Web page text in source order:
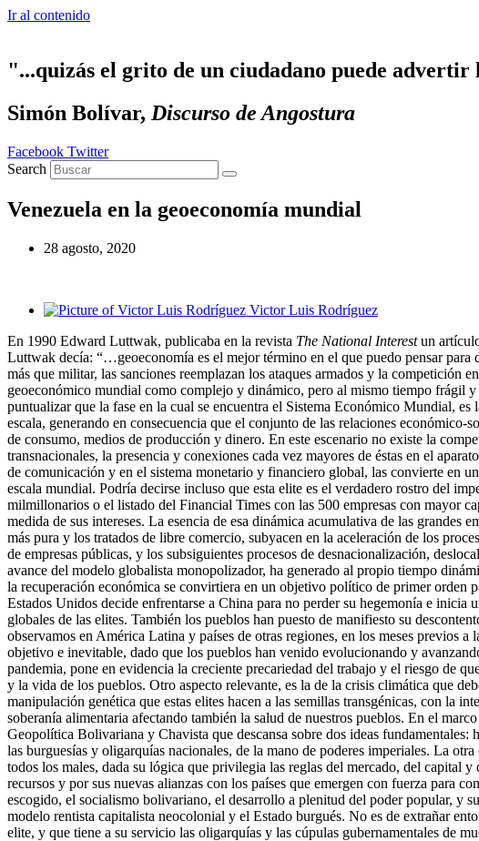
Ir al contenido
"...quizás el grito de un ciudadano puede
Simón Bolívar, Discurso de Angostura
Facebook Twitter
Search
Venezuela en la geoeconomía mundial
28 agosto, 2020
Victor Luis Rodríguez
En 1990 Edward Luttwak, publicaba en la revista The National Interestun
Luttwak decía: “…geoeconomía es el mejor término en el que puedo pensar
más que militar, las sanciones reemplazan los ataques armados y la
geoeconómico mundial como complejo y dinámico, pero al mismo tiempo frágil
puntualizar que la fase en la cual se encuentra el Sistema Económico Mundial,
escala, generando en consecuencia que el conjunto de las relaciones
de consumo, medios de producción y dinero. En este escenario no existe la
transnacionales, la presencia y conexiones cada vez mayores de éstas en el
de comunicación y en el sistema monetario y financiero global, las convierte en
escala mundial. Podría decirse incluso que esta elite es el verdadero rostro del
milmillonarios o el listado del Financial Times con las 500 empresas con mayor
medida de sus intereses. La esencia de esa dinámica acumulativa de las
más pura y los tratados de libre comercio, subyacen en la aceleración de los
de empresas públicas, y los subsiguientes procesos de desnacionalización,
avance del modelo globalista monopolizador, ha generado al propio tiempo
la recuperación económica se convirtiera en un objetivo político de primer orden
Estados Unidos decide enfrentarse a China para no perder su hegemonía e inicia
globales de las elites. También los pueblos han puesto de manifiesto su
observamos en América Latina y países de otras regiones, en los meses previos
objetivo e inevitable, dado que los pueblos han venido evolucionando y
pandemia, pone en evidencia la creciente precariedad del trabajo y el riesgo de
y la vida de los pueblos. Otro aspecto relevante, es la de la crisis climática que
manipulación genética que estas elites hacen a las semillas transgénicas, con la
soberanía alimentaria afectando también la salud de nuestros pueblos. En el
Geopolítica Bolivariana y Chavista que descansa sobre dos ideas
las burguesías y oligarquías nacionales, de la mano de poderes imperiales. La
todos los males, dada su lógica que privilegia las reglas del mercado, del capital
recursos y por sus nuevas alianzas con los países que emergen con fuerza para
escogido, el socialismo bolivariano, el desarrollo a plenitud del poder popular, y
modelo rentista capitalista neocolonial y el Estado burgués. No es de extrañar
elite, y que tiene a su servicio las oligarquías y las cúpulas gubernamentales de